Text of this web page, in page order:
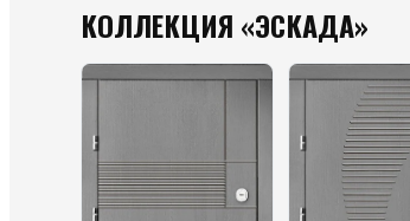
КОЛЛЕКЦИЯ «ЭСКАДА»